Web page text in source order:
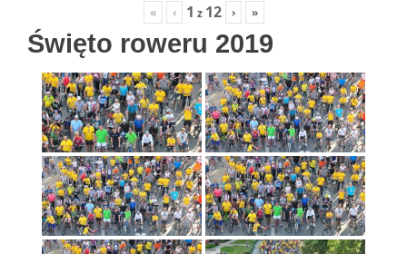
« ‹ 1 z 12 › »
Święto roweru 2019